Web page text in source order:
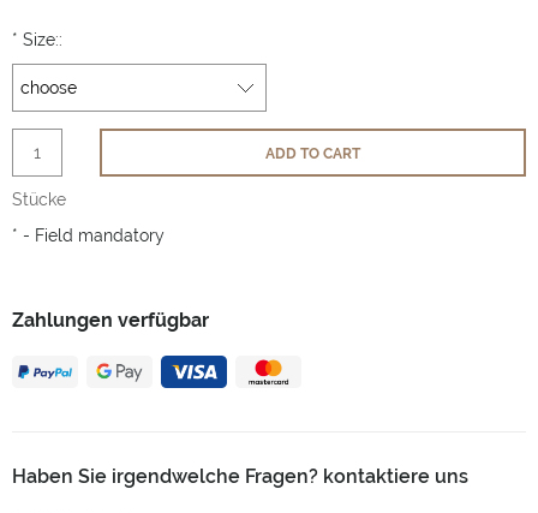
Zahlungen verfügbar
Haben Sie irgendwelche Fragen? kontaktiere uns
* Size::
Stücke
ADD TO CART
* - Field mandatory